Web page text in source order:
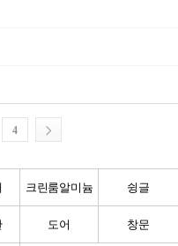
4
크린룸알미늄 슁글
도어 창문